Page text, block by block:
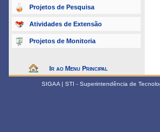
Projetos de Pesquisa
Atividades de Extensão
Projetos de Monitoria
Ir ao Menu Principal
SIGAA | STI - Superintendência de